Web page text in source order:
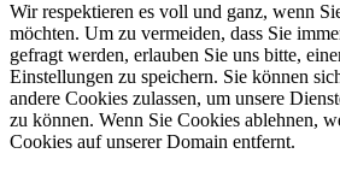
Wir respektieren es voll und ganz, wenn
möchten. Um zu vermeiden, dass Sie
gefragt werden, erlauben Sie uns bitte,
Einstellungen zu speichern. Sie können
andere Cookies zulassen, um unsere
zu können. Wenn Sie Cookies ablehnen,
Cookies auf unserer Domain entfernt.